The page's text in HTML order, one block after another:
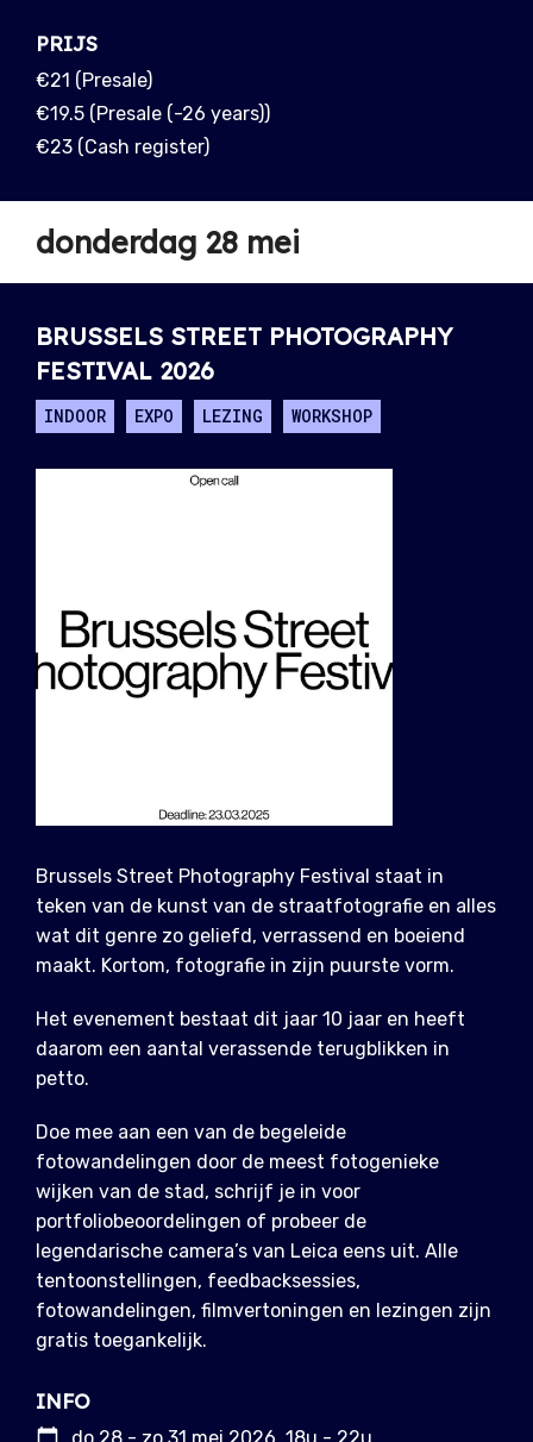
PRIJS
€21 (Presale)
€19.5 (Presale (-26 years))
€23 (Cash register)
donderdag 28 mei
BRUSSELS STREET PHOTOGRAPHY
FESTIVAL 2026
INDOOR EXPO LEZING WORKSHOP
Brussels Street Photography Festival staat in
teken van de kunst van de straatfotografie en alles
wat dit genre zo geliefd, verrassend en boeiend
maakt. Kortom, fotografie in zijn puurste vorm.
Het evenement bestaat dit jaar 10 jaar en heeft
daarom een aantal verassende terugblikken in
petto.
Doe mee aan een van de begeleide
fotowandelingen door de meest fotogenieke
wijken van de stad, schrijf je in voor
portfoliobeoordelingen of probeer de
legendarische camera’s van Leica eens uit. Alle
tentoonstellingen, feedbacksessies,
fotowandelingen, filmvertoningen en lezingen zijn
gratis toegankelijk.
INFO